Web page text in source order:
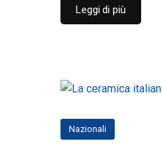
Leggi di più
Nazionali